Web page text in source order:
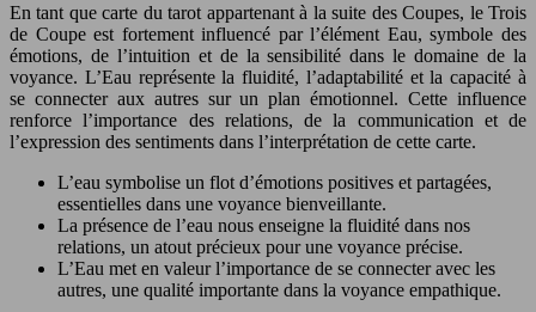
En tant que carte du tarot appartenant à la suite des Coupes, le Trois
de Coupe est fortement influencé par l’élément Eau, symbole des
émotions, de l’intuition et de la sensibilité dans le domaine de la
voyance. L’Eau représente la fluidité, l’adaptabilité et la capacité à
se connecter aux autres sur un plan émotionnel. Cette influence
renforce l’importance des relations, de la communication et de
l’expression des sentiments dans l’interprétation de cette carte.
L’eau symbolise un flot d’émotions positives et partagées,
essentielles dans une voyance bienveillante.
La présence de l’eau nous enseigne la fluidité dans nos
relations, un atout précieux pour une voyance précise.
L’Eau met en valeur l’importance de se connecter avec les
autres, une qualité importante dans la voyance empathique.